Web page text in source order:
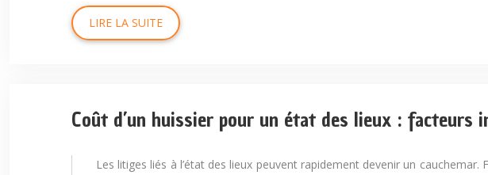
LIRE LA SUITE
Coût d’un huissier pour un état des lieux : facteurs
Les litiges liés à l’état des lieux peuvent rapidement devenir un